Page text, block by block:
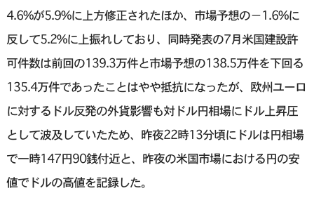
4.6%が5.9%に上方修正されたほか、市場予想の−1.6%に
反して5.2%に上振れしており、同時発表の7月米国建設許
可件数は前回の139.3万件と市場予想の138.5万件を下回る
135.4万件であったことはやや抵抗になったが、欧州ユーロ
に対するドル反発の外貨影響も対ドル円相場にドル上昇圧
として波及していたため、昨夜22時13分頃にドルは円相場
で一時147円90銭付近と、昨夜の米国市場における円の安
値でドルの高値を記録した。